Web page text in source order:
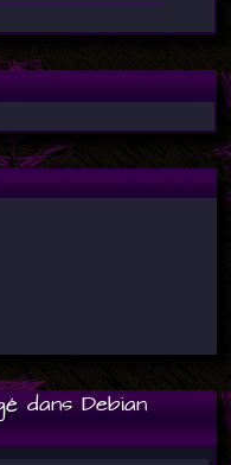
dans Debian